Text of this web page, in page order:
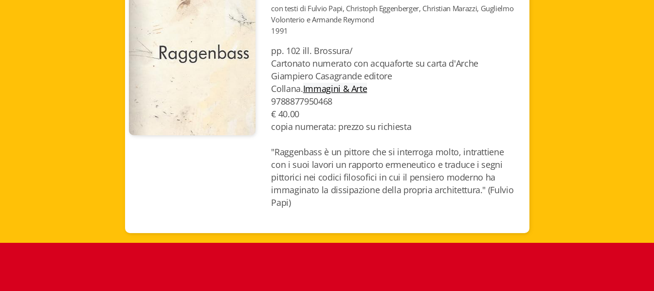
con testi di Fulvio Papi, Christoph Eggenberger, Christian Marazzi, Guglielmo
Volonterio e Armande Reymond
1991
pp. 102 ill. Brossura/
Cartonato numerato con acquaforte su carta d'Arche
Giampiero Casagrande editore
Collana.Immagini & Arte
9788877950468
€ 40.00
copia numerata: prezzo su richiesta
"Raggenbass è un pittore che si interroga molto, intrattiene
con i suoi lavori un rapporto ermeneutico e traduce i segni
pittorici nei codici filosofici in cui il pensiero moderno ha
immaginato la dissipazione della propria architettura." (Fulvio
Papi)